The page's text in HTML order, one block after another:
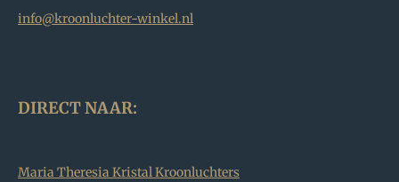
info@kroonluchter-winkel.nl
DIRECT NAAR:
Maria Theresia Kristal Kroonluchters